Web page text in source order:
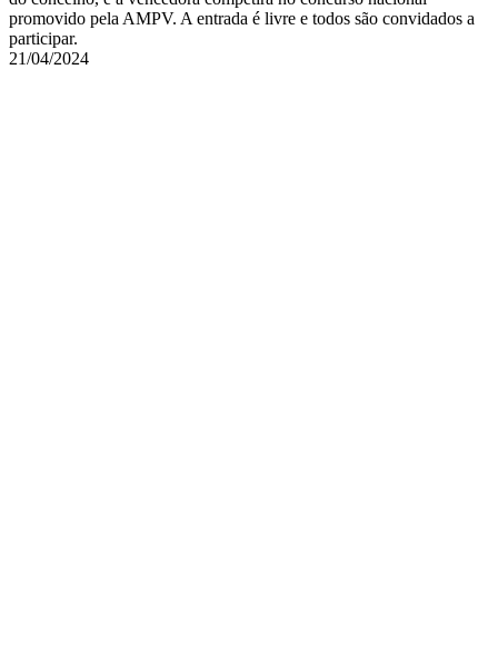
promovido pela AMPV. A entrada é livre e todos são convidados a
participar.
21/04/2024